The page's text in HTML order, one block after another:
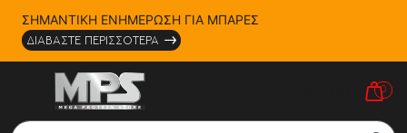
ΣΗΜΑΝΤΙΚΗ ΕΝΗΜΕΡΩΣΗ ΓΙΑ ΜΠΑΡΕΣ
ΔΙΑΒΑΣΤΕ ΠΕΡΙΣΣΟΤΕΡΑ
0